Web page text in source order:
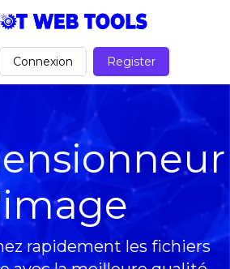
Connexion Register
rapidement les fichiers